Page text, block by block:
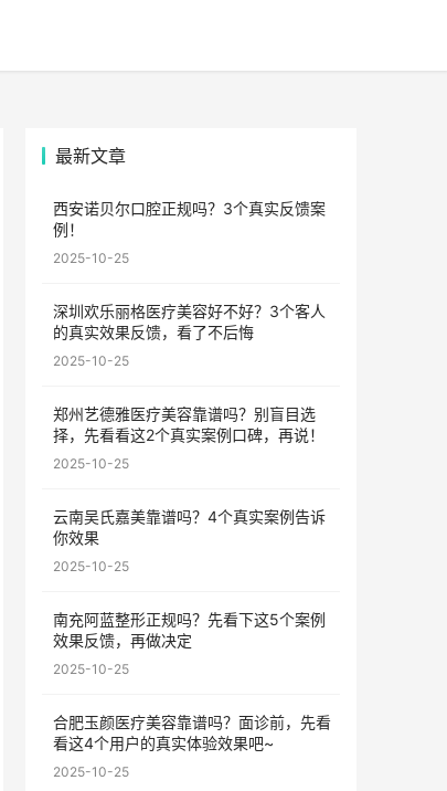
最新文章
西安诺贝尔口腔正规吗？3个真实反馈案
例！
2025-10-25
深圳欢乐丽格医疗美容好不好？3个客人
的真实效果反馈，看了不后悔
2025-10-25
郑州艺德雅医疗美容靠谱吗？别盲目选
择，先看看这2个真实案例口碑，再说！
2025-10-25
云南吴氏嘉美靠谱吗？4个真实案例告诉
你效果
2025-10-25
南充阿蓝整形正规吗？先看下这5个案例
效果反馈，再做决定
2025-10-25
合肥玉颜医疗美容靠谱吗？面诊前，先看
看这4个用户的真实体验效果吧~
2025-10-25